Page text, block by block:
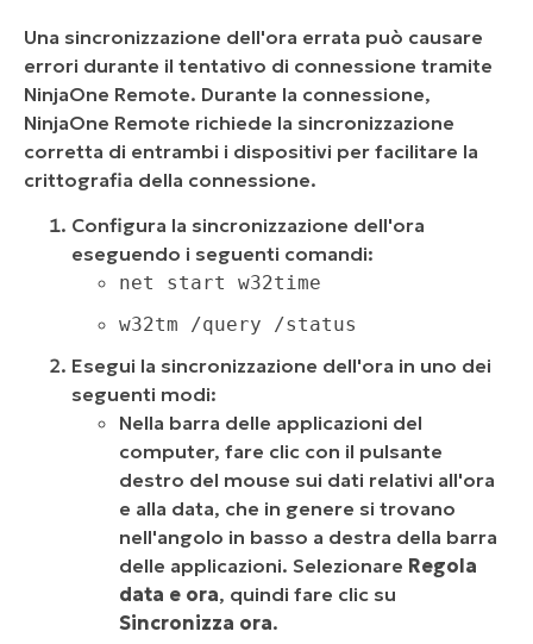
Una sincronizzazione dell'ora errata può causare
errori durante il tentativo di connessione tramite
NinjaOne Remote. Durante la connessione,
NinjaOne Remote richiede la sincronizzazione
corretta di entrambi i dispositivi per facilitare la
crittografia della connessione.
Configura la sincronizzazione dell'ora
eseguendo i seguenti comandi:
net start w32time
w32tm /query /status
Esegui la sincronizzazione dell'ora in uno dei
seguenti modi:
Nella barra delle applicazioni del
computer, fare clic con il pulsante
destro del mouse sui dati relativi all'ora
e alla data, che in genere si trovano
nell'angolo in basso a destra della barra
delle applicazioni. Selezionare Regola
data e ora, quindi fare clic su
Sincronizza ora.